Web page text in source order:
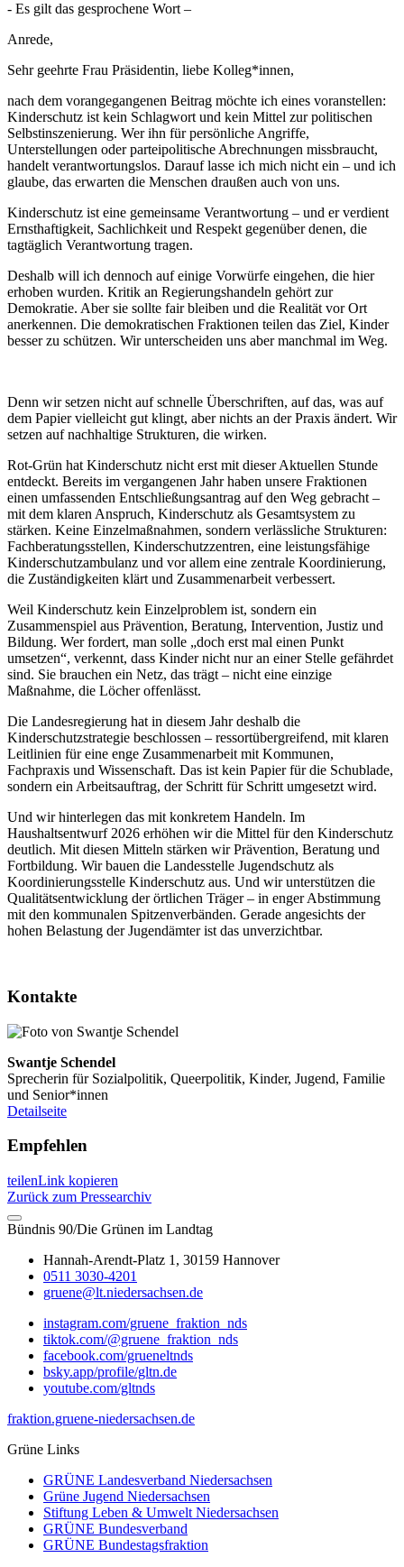
- Es gilt das gesprochene Wort –
Anrede,
Sehr geehrte Frau Präsidentin, liebe Kolleg*innen,
nach dem vorangegangenen Beitrag möchte ich eines voranstellen:
Kinderschutz ist kein Schlagwort und kein Mittel zur politischen
Selbstinszenierung. Wer ihn für persönliche Angriffe,
Unterstellungen oder parteipolitische Abrechnungen missbraucht,
handelt verantwortungslos. Darauf lasse ich mich nicht ein – und ich
glaube, das erwarten die Menschen draußen auch von uns.
Kinderschutz ist eine gemeinsame Verantwortung – und er verdient
Ernsthaftigkeit, Sachlichkeit und Respekt gegenüber denen, die
tagtäglich Verantwortung tragen.
Deshalb will ich dennoch auf einige Vorwürfe eingehen, die hier
erhoben wurden. Kritik an Regierungshandeln gehört zur
Demokratie. Aber sie sollte fair bleiben und die Realität vor Ort
anerkennen. Die demokratischen Fraktionen teilen das Ziel, Kinder
besser zu schützen. Wir unterscheiden uns aber manchmal im Weg.
Denn wir setzen nicht auf schnelle Überschriften, auf das, was auf
dem Papier vielleicht gut klingt, aber nichts an der Praxis ändert. Wir
setzen auf nachhaltige Strukturen, die wirken.
Rot-Grün hat Kinderschutz nicht erst mit dieser Aktuellen Stunde
entdeckt. Bereits im vergangenen Jahr haben unsere Fraktionen
einen umfassenden Entschließungsantrag auf den Weg gebracht –
mit dem klaren Anspruch, Kinderschutz als Gesamtsystem zu
stärken. Keine Einzelmaßnahmen, sondern verlässliche Strukturen:
Fachberatungsstellen, Kinderschutzzentren, eine leistungsfähige
Kinderschutzambulanz und vor allem eine zentrale Koordinierung,
die Zuständigkeiten klärt und Zusammenarbeit verbessert.
Weil Kinderschutz kein Einzelproblem ist, sondern ein
Zusammenspiel aus Prävention, Beratung, Intervention, Justiz und
Bildung. Wer fordert, man solle „doch erst mal einen Punkt
umsetzen“, verkennt, dass Kinder nicht nur an einer Stelle gefährdet
sind. Sie brauchen ein Netz, das trägt – nicht eine einzige
Maßnahme, die Löcher offenlässt.
Die Landesregierung hat in diesem Jahr deshalb die
Kinderschutzstrategie beschlossen – ressortübergreifend, mit klaren
Leitlinien für eine enge Zusammenarbeit mit Kommunen,
Fachpraxis und Wissenschaft. Das ist kein Papier für die Schublade,
sondern ein Arbeitsauftrag, der Schritt für Schritt umgesetzt wird.
Und wir hinterlegen das mit konkretem Handeln. Im
Haushaltsentwurf 2026 erhöhen wir die Mittel für den Kinderschutz
deutlich. Mit diesen Mitteln stärken wir Prävention, Beratung und
Fortbildung. Wir bauen die Landesstelle Jugendschutz als
Koordinierungsstelle Kinderschutz aus. Und wir unterstützen die
Qualitätsentwicklung der örtlichen Träger – in enger Abstimmung
mit den kommunalen Spitzenverbänden. Gerade angesichts der
hohen Belastung der Jugendämter ist das unverzichtbar.
Kontakte
Swantje Schendel
Sprecherin für Sozialpolitik, Queerpolitik, Kinder, Jugend, Familie
und Senior*innen
Detailseite
Empfehlen
teilenLink kopieren
Zurück zum Pressearchiv
Bündnis 90/Die Grünen im Landtag
Hannah-Arendt-Platz 1, 30159 Hannover
0511 3030-4201
gruene@lt.niedersachsen.de
instagram.com/gruene_fraktion_nds
tiktok.com/@gruene_fraktion_nds
facebook.com/grueneltnds
bsky.app/profile/gltn.de
youtube.com/gltnds
fraktion.gruene-niedersachsen.de
Grüne Links
GRÜNE Landesverband Niedersachsen
Grüne Jugend Niedersachsen
Stiftung Leben & Umwelt Niedersachsen
GRÜNE Bundesverband
GRÜNE Bundestagsfraktion